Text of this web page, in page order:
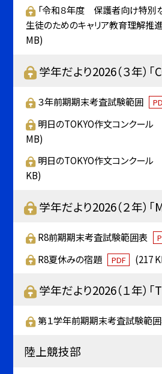
「令和８年度 保護者向け特別
生徒のためのキャリア教育理解推進
MB)
学年だより2026（３年）「
３年前期期末考査試験範囲
明日のTOKYO作文コンクー
MB)
明日のTOKYO作文コンクー
KB)
学年だより2026（２年）「
R8前期期末考査試験範囲表
R8夏休みの宿題
PDF (217
学年だより2026（１年）「
第１学年前期期末考査試験範
陸上競技部